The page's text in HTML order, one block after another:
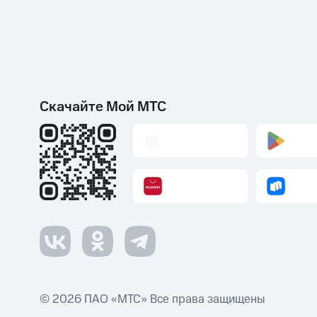
Скачайте Мой МТС
© 2026 ПАО «МТС» Все права защищены